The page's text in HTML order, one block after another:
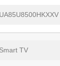
UA85U8500HKXXV
Smart TV